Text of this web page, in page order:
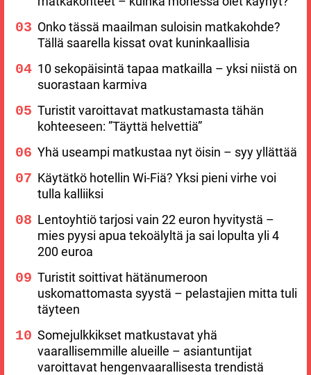
Onko tässä maailman suloisin matkakohde?
Tällä saarella kissat ovat kuninkaallisia
10 sekopäisintä tapaa matkailla – yksi niistä on
suorastaan karmiva
Turistit varoittavat matkustamasta tähän
kohteeseen: ”Täyttä helvettiä”
Yhä useampi matkustaa nyt öisin – syy yllättää
Käytätkö hotellin Wi-Fiä? Yksi pieni virhe voi
tulla kalliiksi
Lentoyhtiö tarjosi vain 22 euron hyvitystä –
mies pyysi apua tekoälyltä ja sai lopulta yli 4
200 euroa
Turistit soittivat hätänumeroon
uskomattomasta syystä – pelastajien mitta tuli
täyteen
Somejulkkikset matkustavat yhä
vaarallisemmille alueille – asiantuntijat
varoittavat hengenvaarallisesta trendistä